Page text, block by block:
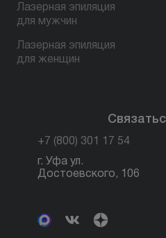
Лазерная эпиляция
для мужчин
Лазерная эпиляция
для женщин
+7 (800) 301 17 54
г. Уфа ул.
Достоевского, 106